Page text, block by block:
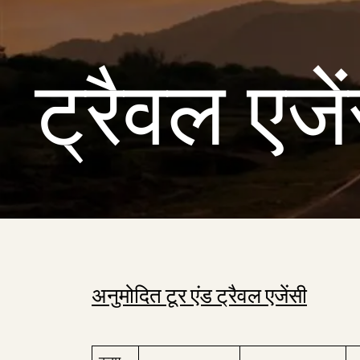
ट्रैवल
अनुमोदित टूर एंड ट्रैवल एजेंसी